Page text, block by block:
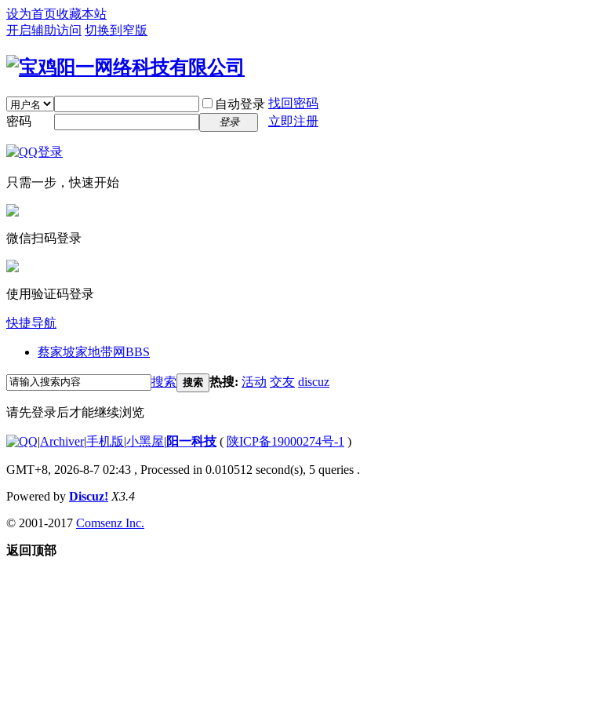
设为首页收藏本站
开启辅助访问 切换到窄版
自动登录 找回密码
密码
登录 立即注册
只需一步，快速开始
微信扫码登录
使用验证码登录
快捷导航
蔡家坡家地带网BBS
搜索 搜索 热搜: 活动 交友 discuz
请先登录后才能继续浏览
|Archiver|手机版|小黑屋| 阳一科技 ( 陕ICP备19000274号-1 )
GMT+8, 2026-8-7 02:43 , Processed in 0.010512 second(s), 5 queries .
Powered by Discuz! X3.4
© 2001-2017 Comsenz Inc.
返回顶部